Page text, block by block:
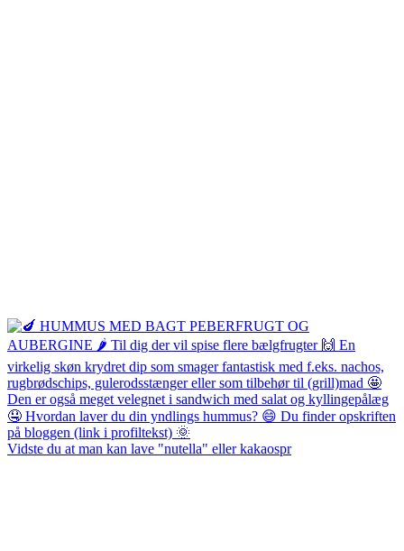
Vidste du at man kan lave "nutella" eller kakaospr